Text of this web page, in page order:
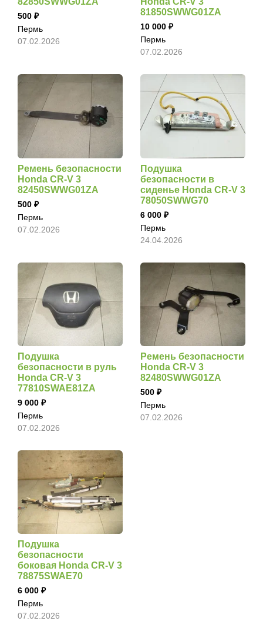
500
Пермь
07.02.2026
81850SWWG01ZA
10 000
Пермь
07.02.2026
Ремень безопасности
Honda CR-V 3
82450SWWG01ZA
500
Пермь
07.02.2026
Подушка
безопасности в
сиденье Honda CR-V 3
78050SWWG70
6 000
Пермь
24.04.2026
Подушка
безопасности в руль
Honda CR-V 3
77810SWAE81ZA
9 000
Пермь
07.02.2026
Ремень безопасности
Honda CR-V 3
82480SWWG01ZA
500
Пермь
07.02.2026
Подушка
безопасности
боковая Honda CR-V 3
78875SWAE70
6 000
Пермь
07.02.2026